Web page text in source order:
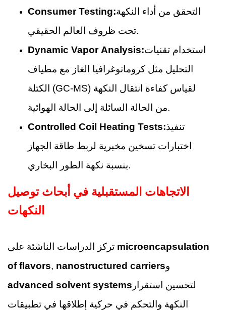
Consumer Testing:التحقق من أداء النكهة
تحت ظروف العالم الحقيقي.
Dynamic Vapor Analysis:استخدام تقنيات
التحليل مثل كروماتوغرافيا الغاز مع مطياف
الكتلة (GC-MS) لقياس كفاءة انتقال النكهة
من الحالة السائلة إلى الحالة الهوائية.
Controlled Coil Heating Tests:تنفيذ
اختبارات تسخين مخبرية لربط طاقة الجهاز
بنسبة نكهة الطور البخاري.
الاتجاهات المستقبلية في أبحاث توصيل
النكهات
microencapsulation
of flavors, nanostructured carriersو
advanced solvent systems لتحسين استقرار
النكهة والتحكم في حركية إطلاقها في تطبيقات